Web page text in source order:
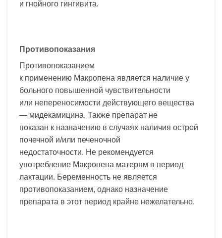
и гнойного гингивита.
Противопоказания
Противопоказанием
к применению Макропена является наличие у
больного повышенной чувствительности
или непереносимости действующего вещества
— мидекамицина. Также препарат не
показан к назначению в случаях наличия острой
почечной и/или печеночной
недостаточности. Не рекомендуется
употребление Макропена матерям в период
лактации. Беременность не является
противопоказанием, однако назначение
препарата в этот период крайне нежелательно.